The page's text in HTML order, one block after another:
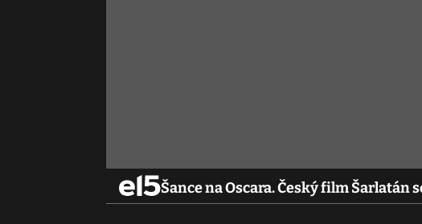
Šance na Oscara. Český film Šarlatán